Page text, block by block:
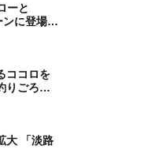
と
ンに登場
、 ハイ
企画を
ーと
ンに登場
ミ
ココロを
りごろつ
大 「淡路